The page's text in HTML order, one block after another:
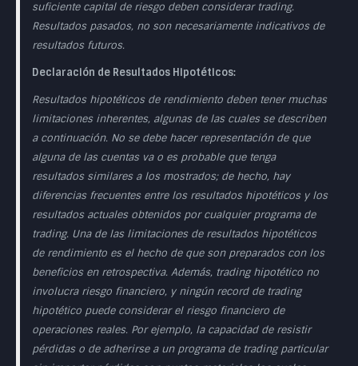
suficiente capital de riesgo deben considerar trading.
Resultados pasados, no son necesariamente indicativos de
resultados futuros.
Declaración de Resultados Hipotéticos:
Resultados hipotéticos de rendimiento deben tener muchas
limitaciones inherentes, algunas de las cuales se describen
a continuación. No se debe hacer representación de que
alguna de las cuentas va o es probable que tenga
resultados similares a los mostrados; de hecho, hay
diferencias frecuentes entre los resultados hipotéticos y los
resultados actuales obtenidos por cualquier programa de
trading. Una de las limitaciones de resultados hipotéticos
de rendimiento es el hecho de que son preparados con los
beneficios en retrospectiva. Además, trading hipotético no
involucra riesgo financiero, y ningún record de trading
hipotético puede considerar el riesgo financiero de
operaciones reales. Por ejemplo, la capacidad de resistir
pérdidas o de adherirse a un programa de trading particular